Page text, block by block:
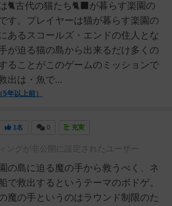
🐈古代の猫たち🐈‍⬛が暮らす楽園の
す。プレイヤーは猫が暮らす楽園の
あるスコールズ・エンドの住人とな
が迫る猫の島から出来るだけ多くの
ることがこのゲームのミッションで
出は・魚で...
年以上前）
1名 0 充実
ングが非公開に設定されたユーザー
の島に迫る魔の手から救うべく、ネ
で救出するというテーマのボドゲ。
魔の手というのはラウンド制限のた